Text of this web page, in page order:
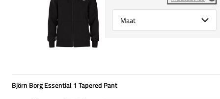
Select {option} for {name}
Björn Borg Essential 1 Tapered Pant